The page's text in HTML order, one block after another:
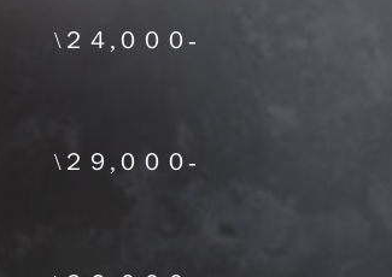
\２４,０００-
\２９,０００-